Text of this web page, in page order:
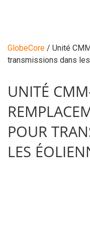
GlobeCore / Unité
transmissions dans
UNITÉ
POUR
LES